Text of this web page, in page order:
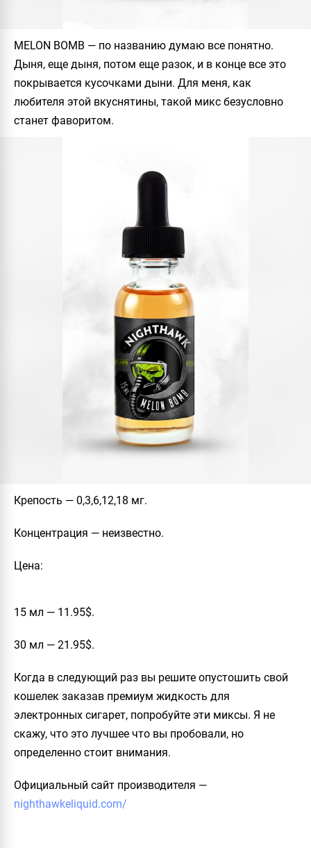
MELON BOMB — по названию думаю все понятно.
Дыня, еще дыня, потом еще разок, и в конце все это
покрывается кусочками дыни. Для меня, как
любителя этой вкуснятины, такой микс безусловно
станет фаворитом.
Крепость — 0,3,6,12,18 мг.
Концентрация — неизвестно.
Цена:
15 мл — 11.95$.
30 мл — 21.95$.
Когда в следующий раз вы решите опустошить свой
кошелек заказав премиум жидкость для
электронных сигарет, попробуйте эти миксы. Я не
скажу, что это лучшее что вы пробовали, но
определенно стоит внимания.
Официальный сайт производителя —
nighthawkeliquid.com/